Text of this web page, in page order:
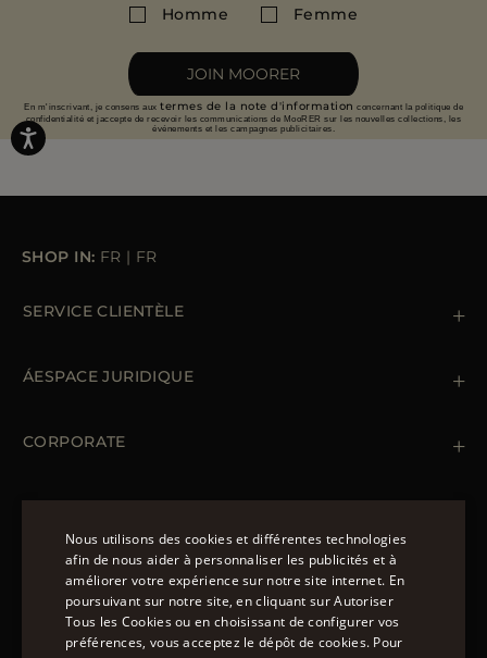
Homme Femme
JOIN MOORER
En m'inscrivant, je consens aux termes de la note d'information concernant la politique de
confidentialité et jaccepte de recevoir les communications de MooRER sur les nouvelles collections, les
événements et les campagnes publicitaires.
SHOP IN: FR | FR
SERVICE CLIENTÈLE
Commandes et paiements
ÁESPACE JURIDIQUE
Gestion des cookies
Déclaration d'accessibilité
CORPORATE
MANTEAUX
Doudoune Longue Homme
Manteaux Femme
Doudoune Hiver Homme
Blouson Femme Hiver
NOUS SUIVRE ENGLISH
ITALIAN
Nous utilisons des cookies et différentes technologies
afin de nous aider à personnaliser les publicités et à
améliorer votre expérience sur notre site internet. En
poursuivant sur notre site, en cliquant sur Autoriser
Tous les Cookies ou en choisissant de configurer vos
préférences, vous acceptez le dépôt de cookies. Pour